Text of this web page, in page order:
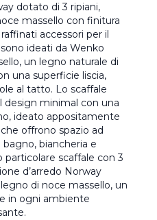
dotato di 3 ripiani,
massello con finitura
accessori per il
ideati da Wenko
un legno naturale di
una superficie liscia,
al tatto. Lo scaffale
minimal con una
ideato appositamente
offrono spazio ad
bagno, biancheria e
scaffale con 3
d’arredo Norway
di noce massello, un
in ogni ambiente